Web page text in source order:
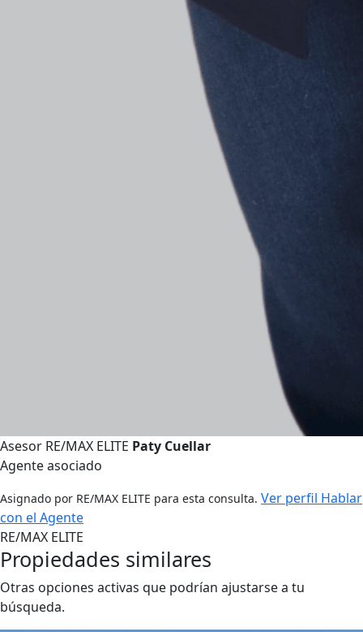
Asesor RE/MAX ELITE Paty Cuellar
Agente asociado
Asignado por RE/MAX ELITE para esta consulta. Ver perfil Hablar
con el Agente
RE/MAX ELITE
Propiedades similares
Otras opciones activas que podrían ajustarse a tu
búsqueda.